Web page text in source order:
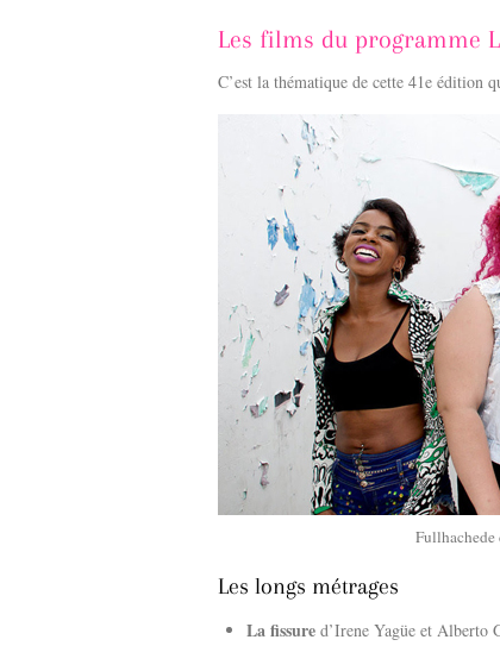
Les films du programme
C’est la thématique de cette 41e édition
Fullhachede
Les longs métrages
La fissure d’Irene Yagüe et Alberto